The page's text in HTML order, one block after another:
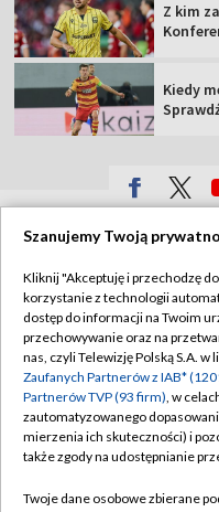
Z kim
Kiedy
Szanujemy Twoją
Kliknij "Akceptuję i przechodzę
korzystanie z technologii
dostęp do informacji na Twoim
przechowywanie oraz na
nas, czyli Telewizję Polską S.A. w
Zaufanych Partnerów z IAB*
Partnerów TVP (93 firm), w
zautomatyzowanego
mierzenia ich skuteczności) i
także zgody na udostępnianie
Twoje dane osobowe zbierane